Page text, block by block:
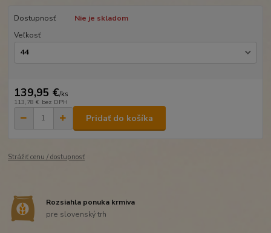
Dostupnosť
Nie je skladom
Veľkosť
139,95 €/ks
113,78 € bez DPH
Pridať do košíka
Strážiť cenu / dostupnosť
Rozsiahla ponuka krmiva
pre slovenský trh